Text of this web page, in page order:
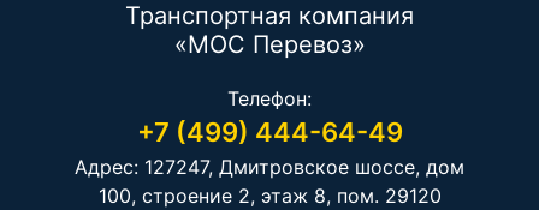
Транспортная компания
«МОС Перевоз»
Телефон:
+7 (499) 444-64-49
Адрес: 127247, Дмитровское шоссе, дом
100, строение 2, этаж 8, пом. 29120